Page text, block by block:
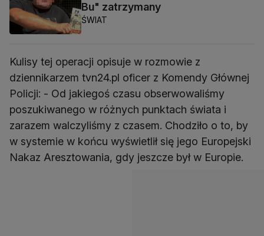
Bu" zatrzymany
ŚWIAT
Kulisy tej operacji opisuje w rozmowie z
dziennikarzem tvn24.pl oficer z Komendy Głównej
Policji: - Od jakiegoś czasu obserwowaliśmy
poszukiwanego w różnych punktach świata i
zarazem walczyliśmy z czasem. Chodziło o to, by
w systemie w końcu wyświetlił się jego Europejski
Nakaz Aresztowania, gdy jeszcze był w Europie.